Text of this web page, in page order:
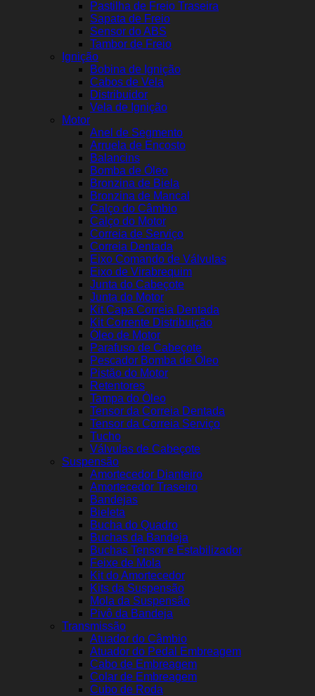
Pastilha de Freio Traseira
Sapata de Freio
Sensor do ABS
Tambor de Freio
Ignição
Bobina de Ignição
Cabos de Vela
Distribuidor
Vela de Ignição
Motor
Anel de Segmento
Arruela de Encosto
Balancins
Bomba de Óleo
Bronzina de Biela
Bronzina de Mancal
Calço do Câmbio
Calço do Motor
Correia de Serviço
Correia Dentada
Eixo Comando de Válvulas
Eixo de Virabrequim
Junta do Cabeçote
Junta do Motor
Kit Capa Correia Dentada
Kit Corrente Distribuição
Óleo de Motor
Parafuso de Cabeçote
Pescador Bomba de Óleo
Pistão do Motor
Retentores
Tampa do Óleo
Tensor da Correia Dentada
Tensor da Correia Serviço
Tucho
Válvulas de Cabeçote
Suspensão
Amortecedor Dianteiro
Amortecedor Traseiro
Bandejas
Bieleta
Bucha do Quadro
Buchas da Bandeja
Buchas Tensor e Estabilizador
Feixe de Mola
Kit do Amortecedor
Kits da Suspensão
Mola da Suspensão
Pivô da Bandeja
Transmissão
Atuador do Câmbio
Atuador do Pedal Embreagem
Cabo de Embreagem
Colar de Embreagem
Cubo de Roda